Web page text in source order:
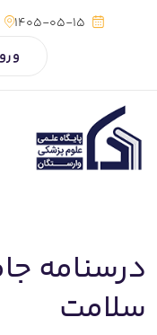
1405-05-15
درسنامه
سلامت